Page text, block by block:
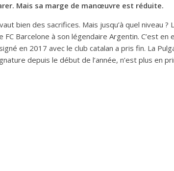
Mais sa marge de manœuvre est réduite.
bien des sacrifices. Mais jusqu’à quel niveau ?
Barcelone à son légendaire Argentin. C’est
en 2017 avec le club catalan a pris fin. La
depuis le début de l’année, n’est plus en